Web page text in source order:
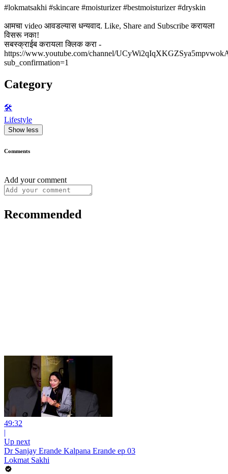
#lokmatsakhi #skincare #moisturizer #bestmoisturizer #dryskin
आमचा video आवडल्यास धन्यवाद. Like, Share and Subscribe करायला
विसरू नका!
सबस्क्राईब करायला क्लिक करा -
https://www.youtube.com/channel/
sub_confirmation=1
Category
🛠️
Lifestyle
Show less
Comments
Add your comment
Recommended
49:32
|
Up next
Dr Sanjay Erande Kalpana Erande ep 03
Lokmat Sakhi